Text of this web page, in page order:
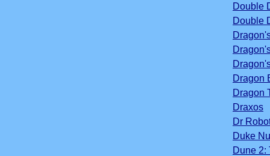
Double
Double
Dragon
Dragon
Draxos
Dr
Duke
Dune 2: